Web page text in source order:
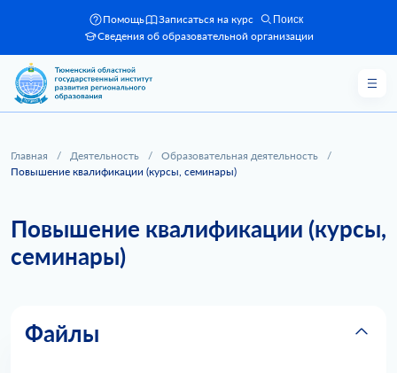
Помощь Записаться на курс Поиск
Сведения об образовательной организации
Главная / Деятельность / Образовательная деятельность
/
Повышение квалификации (курсы, семинары)
Повышение квалификации (курсы,
семинары)
Файлы